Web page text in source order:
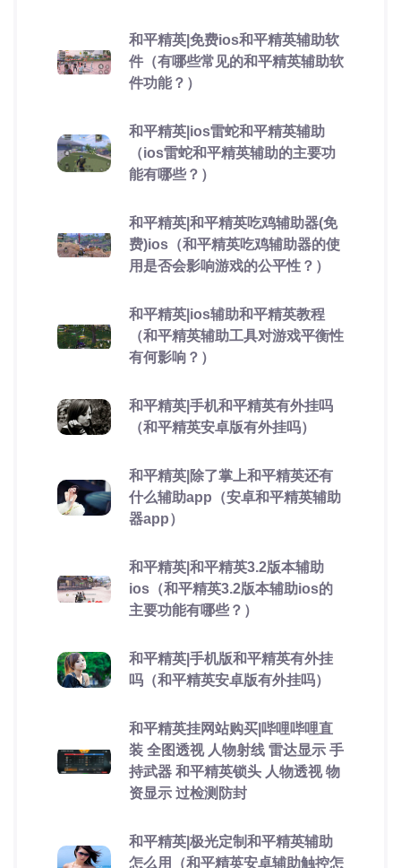
和平精英|免费ios和平精英辅助软
件（有哪些常见的和平精英辅助软
件功能？）
和平精英|ios雷蛇和平精英辅助
（ios雷蛇和平精英辅助的主要功
能有哪些？）
和平精英|和平精英吃鸡辅助器(免
费)ios（和平精英吃鸡辅助器的使
用是否会影响游戏的公平性？）
和平精英|ios辅助和平精英教程
（和平精英辅助工具对游戏平衡性
有何影响？）
和平精英|手机和平精英有外挂吗
（和平精英安卓版有外挂吗）
和平精英|除了掌上和平精英还有
什么辅助app（安卓和平精英辅助
器app）
和平精英|和平精英3.2版本辅助
ios（和平精英3.2版本辅助ios的
主要功能有哪些？）
和平精英|手机版和平精英有外挂
吗（和平精英安卓版有外挂吗）
和平精英挂网站购买|哔哩哔哩直
装 全图透视 人物射线 雷达显示 手
持武器 和平精英锁头 人物透视 物
资显示 过检测防封
和平精英|极光定制和平精英辅助
怎么用（和平精英安卓辅助触控怎